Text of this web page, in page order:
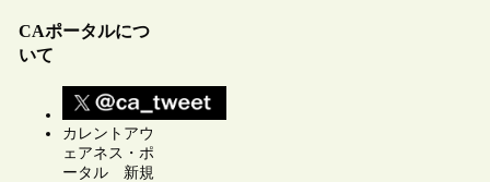
CAポータルにつ
いて
カレントアウ
ェアネス・ポ
ータル 新規